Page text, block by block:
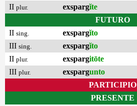
II plur. exspargĭte
FUTURO
II sing. exspargĭto
III sing. exspargĭto
II plur. exspargitōte
III plur. exspargunto
PARTICIPIO
PRESENTE